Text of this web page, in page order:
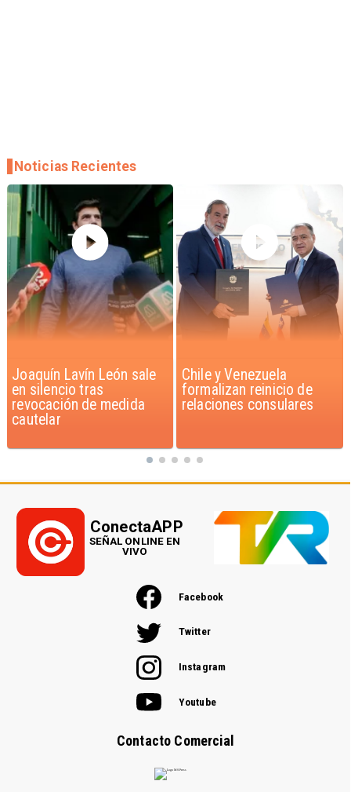
Chile y Venezuela
formalizan reinicio de
relaciones consulares
Feriantes rechazan
dichos de Camila Flores
sobre Fabiola Campillai
Noticias Recientes
Facebook
Twitter
Instagram
Youtube
Contacto Comercial
ConectaAPP
SEÑAL ONLINE EN
VIVO